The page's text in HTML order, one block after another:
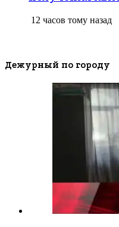
12 часов тому назад
Дежурный по городу